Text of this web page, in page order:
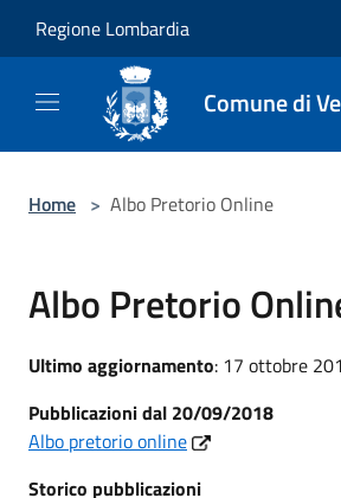
Regione Lombardia
Comune di
Home > Albo Pretorio Online
Albo Pretorio
Ultimo aggiornamento: 17 ottobre
Pubblicazioni dal 20/09/2018
Albo pretorio online
Storico pubblicazioni